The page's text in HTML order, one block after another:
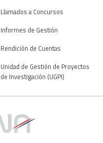
Llamados a Concursos
Informes de Gestión
Rendición de Cuentas
Unidad de Gestión de Proyectos
de Investigación (UGPI)